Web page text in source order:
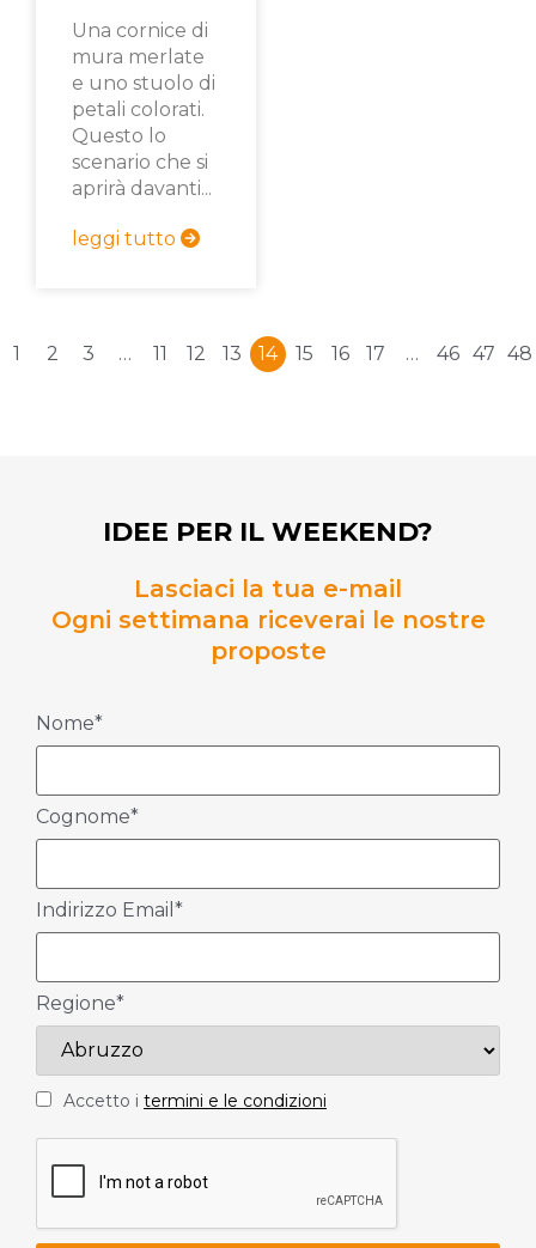
Una cornice di
mura merlate
e uno stuolo di
petali colorati.
Questo lo
scenario che si
aprirà davanti...
leggi tutto
1 2 3 … 11 12 13 14 15 16 17 … 46 47 48
IDEE PER IL WEEKEND?
Lasciaci la tua e-mail
Ogni settimana riceverai le nostre
proposte
Nome*
Cognome*
Indirizzo Email*
Regione*
Accetto i termini e le condizioni